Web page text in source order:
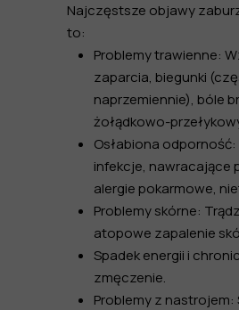
Najczęstsze objawy
to:
Problemy trawienne:
zaparcia, biegunki
naprzemiennie), bóle
żołądkowo-
Osłabiona odporność:
infekcje, nawracające
alergie pokarmowe,
Problemy skórne:
atopowe zapalenie
Spadek energii i
zmęczenie.
Problemy z nastrojem: